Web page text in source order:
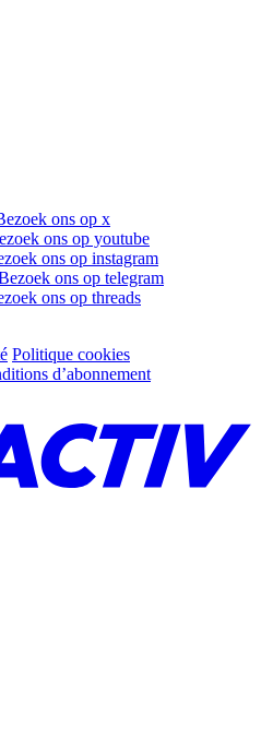
ons op x
ons op youtube
ons op instagram
ons op telegram
ons op threads
Politique cookies
d’abonnement